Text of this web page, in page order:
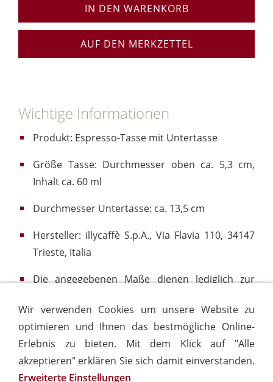
IN DEN WARENKORB
AUF DEN MERKZETTEL
Wichtige Informationen
Produkt: Espresso-Tasse mit Untertasse
Größe Tasse: Durchmesser oben ca. 5,3 cm,
Inhalt ca. 60 ml
Durchmesser Untertasse: ca. 13,5 cm
Hersteller: illycaffè S.p.A., Via Flavia 110, 34147
Trieste, Italia
Die angegebenen Maße dienen lediglich zur
da sich diese bei Modellwechseln ändern
können.
Wir verwenden Cookies um unsere Website zu
optimieren und Ihnen das bestmögliche Online-
Erlebnis zu bieten. Mit dem Klick auf "Alle
akzeptieren" erklären Sie sich damit einverstanden.
Erweiterte Einstellungen